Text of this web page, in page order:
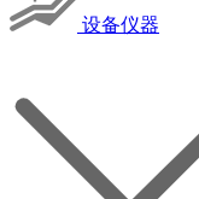
设备仪器